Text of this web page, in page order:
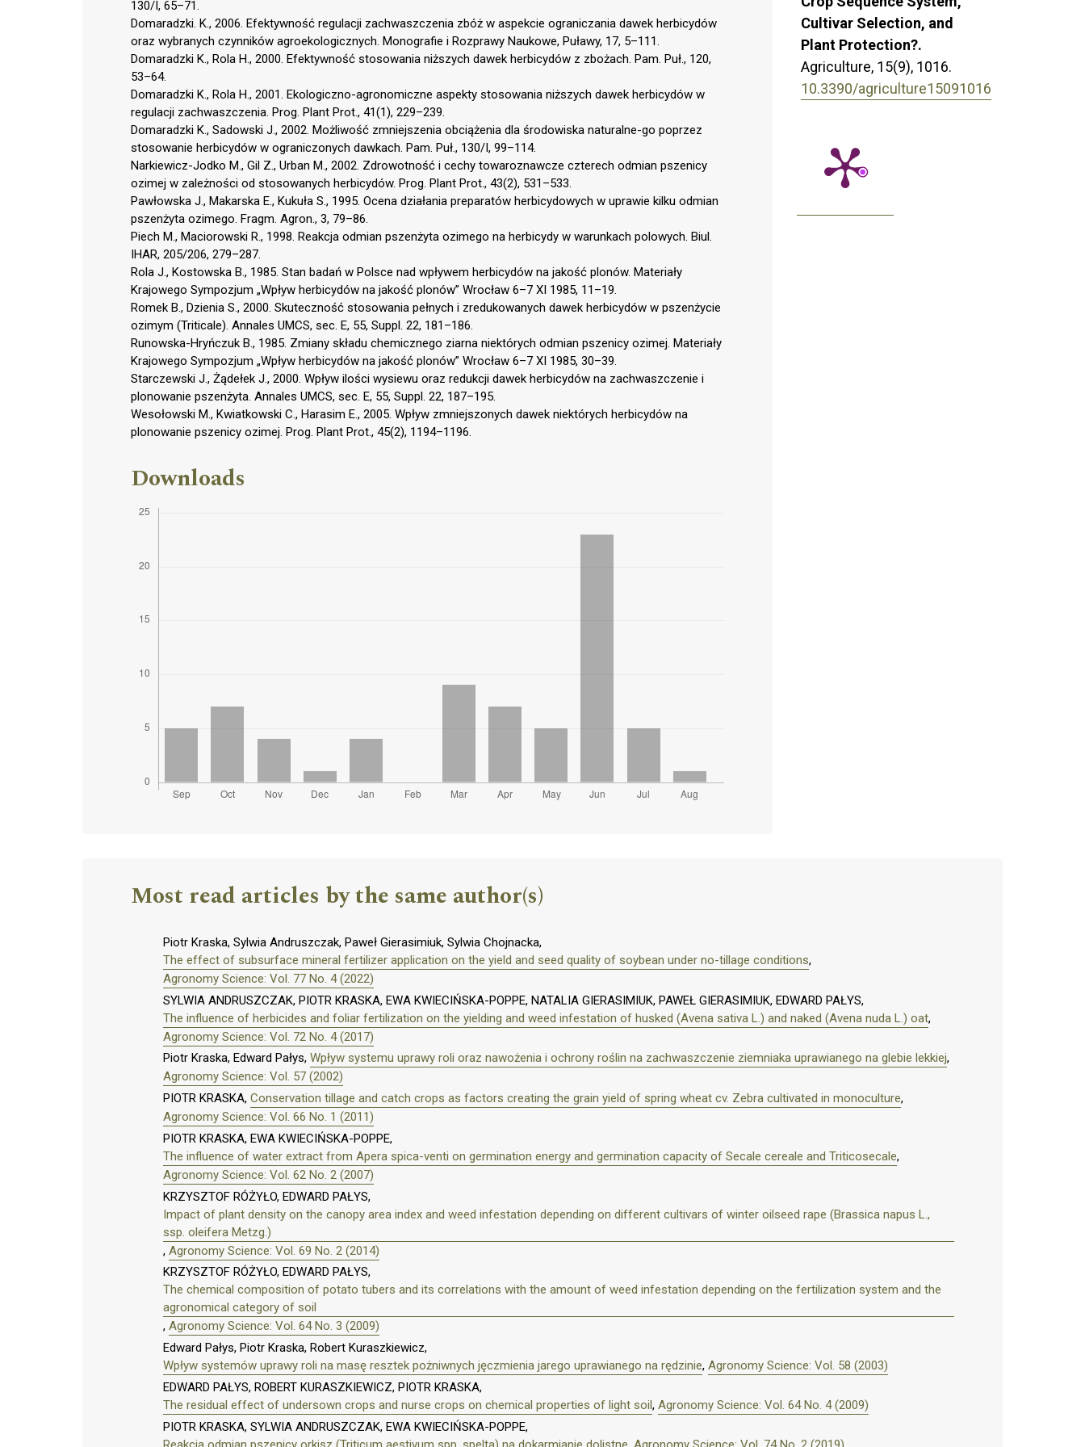
130/I, 65–71.
Domaradzki. K., 2006. Efektywność regulacji zachwaszczenia zbóż w aspekcie ograniczania dawek herbicydów
oraz wybranych czynników agroekologicznych. Monografie i Rozprawy Naukowe, Puławy, 17, 5–111.
Domaradzki K., Rola H., 2000. Efektywność stosowania niższych dawek herbicydów z zbożach. Pam. Puł., 120,
53–64.
Domaradzki K., Rola H., 2001. Ekologiczno-agronomiczne aspekty stosowania niższych dawek herbicydów w
regulacji zachwaszczenia. Prog. Plant Prot., 41(1), 229–239.
Domaradzki K., Sadowski J., 2002. Możliwość zmniejszenia obciążenia dla środowiska naturalne-go poprzez
stosowanie herbicydów w ograniczonych dawkach. Pam. Puł., 130/I, 99–114.
Narkiewicz-Jodko M., Gil Z., Urban M., 2002. Zdrowotność i cechy towaroznawcze czterech odmian pszenicy
ozimej w zależności od stosowanych herbicydów. Prog. Plant Prot., 43(2), 531–533.
Pawłowska J., Makarska E., Kukuła S., 1995. Ocena działania preparatów herbicydowych w uprawie kilku odmian
pszenżyta ozimego. Fragm. Agron., 3, 79–86.
Piech M., Maciorowski R., 1998. Reakcja odmian pszenżyta ozimego na herbicydy w warunkach polowych. Biul.
IHAR, 205/206, 279–287.
Rola J., Kostowska B., 1985. Stan badań w Polsce nad wpływem herbicydów na jakość plonów. Materiały
Krajowego Sympozjum „Wpływ herbicydów na jakość plonów” Wrocław 6–7 XI 1985, 11–19.
Romek B., Dzienia S., 2000. Skuteczność stosowania pełnych i zredukowanych dawek herbicydów w pszenżycie
ozimym (Triticale). Annales UMCS, sec. E, 55, Suppl. 22, 181–186.
Runowska-Hryńczuk B., 1985. Zmiany składu chemicznego ziarna niektórych odmian pszenicy ozimej. Materiały
Krajowego Sympozjum „Wpływ herbicydów na jakość plonów” Wrocław 6–7 XI 1985, 30–39.
Starczewski J., Żądełek J., 2000. Wpływ ilości wysiewu oraz redukcji dawek herbicydów na zachwaszczenie i
plonowanie pszenżyta. Annales UMCS, sec. E, 55, Suppl. 22, 187–195.
Wesołowski M., Kwiatkowski C., Harasim E., 2005. Wpływ zmniejszonych dawek niektórych herbicydów na
plonowanie pszenicy ozimej. Prog. Plant Prot., 45(2), 1194–1196.
Downloads
Cultivar Selection, and
Plant Protection?.
Agriculture, 15(9), 1016.
10.3390/agriculture15091016
Most read articles by the same author(s)
Piotr Kraska, Sylwia Andruszczak, Paweł Gierasimiuk, Sylwia Chojnacka,
The effect of subsurface mineral fertilizer application on the yield and seed quality of soybean under no-tillage conditions,
Agronomy Science: Vol. 77 No. 4 (2022)
SYLWIA ANDRUSZCZAK, PIOTR KRASKA, EWA KWIECIŃSKA-POPPE, NATALIA GIERASIMIUK, PAWEŁ GIERASIMIUK, EDWARD PAŁYS,
The influence of herbicides and foliar fertilization on the yielding and weed infestation of husked (Avena sativa L.) and naked (Avena nuda L.) oat,
Agronomy Science: Vol. 72 No. 4 (2017)
Piotr Kraska, Edward Pałys, Wpływ systemu uprawy roli oraz nawożenia i ochrony roślin na zachwaszczenie ziemniaka uprawianego na glebie lekkiej,
Agronomy Science: Vol. 57 (2002)
PIOTR KRASKA, Conservation tillage and catch crops as factors creating the grain yield of spring wheat cv. Zebra cultivated in monoculture,
Agronomy Science: Vol. 66 No. 1 (2011)
PIOTR KRASKA, EWA KWIECIŃSKA-POPPE,
The influence of water extract from Apera spica-venti on germination energy and germination capacity of Secale cereale and Triticosecale,
Agronomy Science: Vol. 62 No. 2 (2007)
KRZYSZTOF RÓŻYŁO, EDWARD PAŁYS,
Impact of plant density on the canopy area index and weed infestation depending on different cultivars of winter oilseed rape (Brassica napus L.,
ssp. oleifera Metzg.)
, Agronomy Science: Vol. 69 No. 2 (2014)
KRZYSZTOF RÓŻYŁO, EDWARD PAŁYS,
The chemical composition of potato tubers and its correlations with the amount of weed infestation depending on the fertilization system and the
agronomical category of soil
, Agronomy Science: Vol. 64 No. 3 (2009)
Edward Pałys, Piotr Kraska, Robert Kuraszkiewicz,
Wpływ systemów uprawy roli na masę resztek pożniwnych jęczmienia jarego uprawianego na rędzinie, Agronomy Science: Vol. 58 (2003)
EDWARD PAŁYS, ROBERT KURASZKIEWICZ, PIOTR KRASKA,
The residual effect of undersown crops and nurse crops on chemical properties of light soil, Agronomy Science: Vol. 64 No. 4 (2009)
PIOTR KRASKA, SYLWIA ANDRUSZCZAK, EWA KWIECIŃSKA-POPPE,